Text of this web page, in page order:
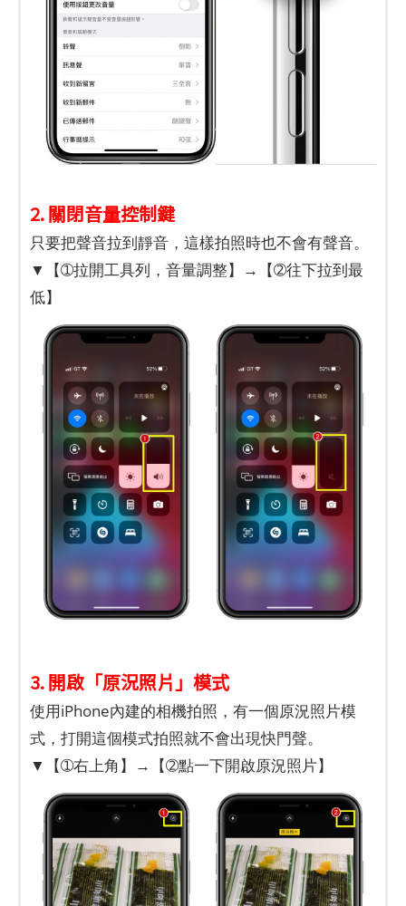
2. 關閉音量控制鍵
只要把聲音拉到靜音，這樣拍照時也不會有聲音。
▼【➀拉開工具列，音量調整】→【➁往下拉到最
低】
3. 開啟「原況照片」模式
使用iPhone內建的相機拍照，有一個原況照片模
式，打開這個模式拍照就不會出現快門聲。
▼【➀右上角】→【➁點一下開啟原況照片】